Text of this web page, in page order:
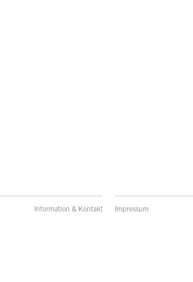
Information & Kontakt Impressum